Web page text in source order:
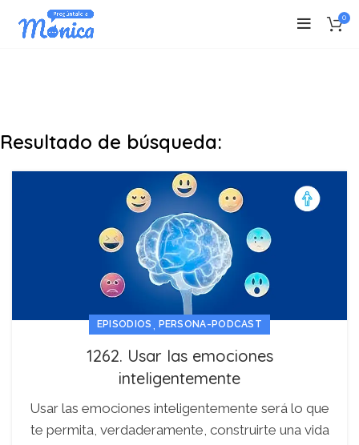
0
Resultado de búsqueda:
EPISODIOS PERSONA-PODCAST
1262. Usar las emociones
inteligentemente
Usar las emociones inteligentemente será lo que
te permita, verdaderamente, construirte una vida